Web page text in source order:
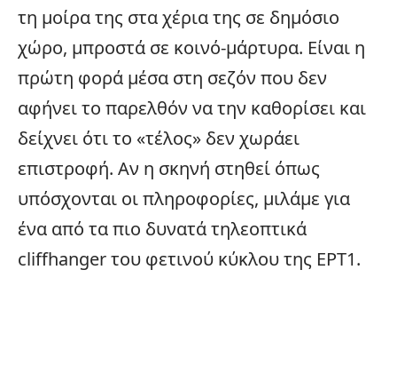
τη μοίρα της στα χέρια της σε δημόσιο
χώρο, μπροστά σε κοινό-μάρτυρα. Είναι η
πρώτη φορά μέσα στη σεζόν που δεν
αφήνει το παρελθόν να την καθορίσει και
δείχνει ότι το «τέλος» δεν χωράει
επιστροφή. Αν η σκηνή στηθεί όπως
υπόσχονται οι πληροφορίες, μιλάμε για
ένα από τα πιο δυνατά τηλεοπτικά
cliffhanger του φετινού κύκλου της ΕΡΤ1.